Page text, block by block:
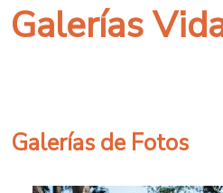
Galerías
Galerías de Fotos